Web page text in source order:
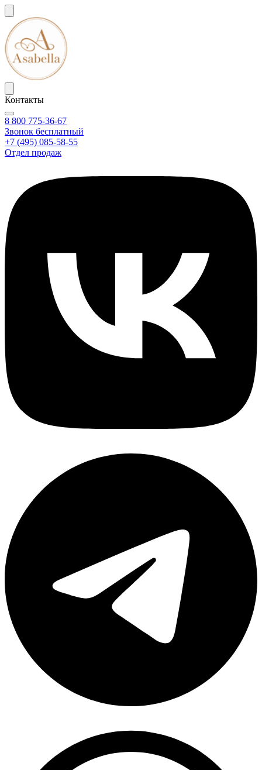
Контакты
8 800 775-36-67
Звонок бесплатный
+7 (495) 085-58-55
Отдел продаж